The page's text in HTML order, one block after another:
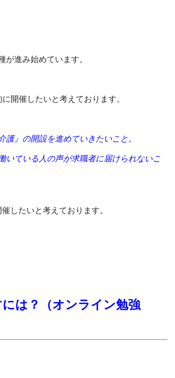
進み始めています。
に開催したいと考えております。
』の開設を進めていきたいこと。
いている人の声が求職者に届けられないこ
したいと考えております。
には？（オンライン勉強